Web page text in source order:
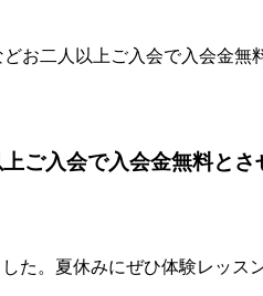
お二人以上ご入会で入会金
ご入会で入会金無料と
た。夏休みにぜひ体験レッス